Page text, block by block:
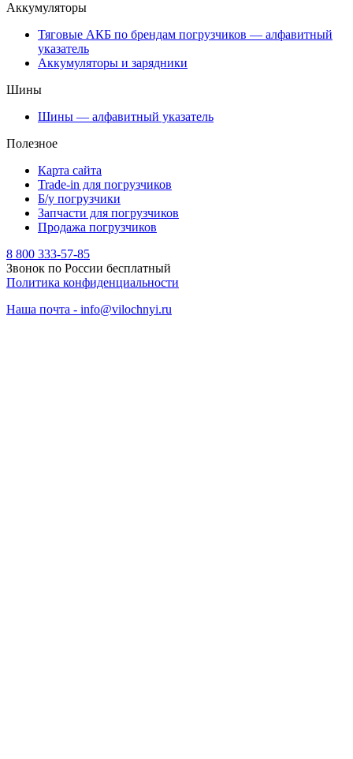
Аккумуляторы
Тяговые АКБ по брендам погрузчиков — алфавитный
указатель
Аккумуляторы и зарядники
Шины
Шины — алфавитный указатель
Полезное
Карта сайта
Trade-in для погрузчиков
Б/у погрузчики
Запчасти для погрузчиков
Продажа погрузчиков
8 800 333-57-85
Звонок по России бесплатный
Политика конфиденциальности
Наша почта - info@vilochnyi.ru